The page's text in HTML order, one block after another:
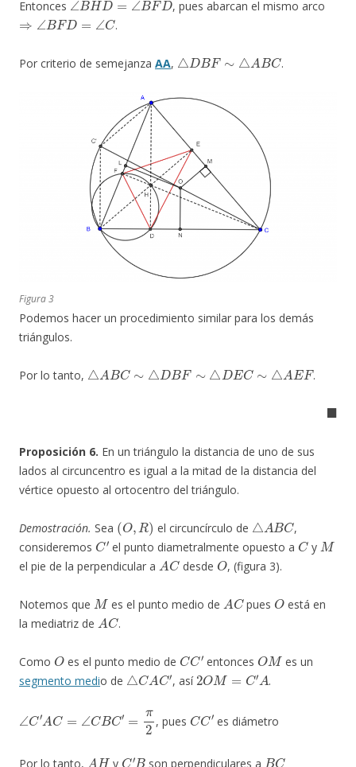
Entonces , pues abarcan el mismo arco
⇒∠BFD=∠C
.
Por criterio de semejanza AA,
△ DBF∼ B C
.
Figura 3
Podemos hacer un procedimiento similar para los demás
triángulos.
Por lo tanto,
△ ABC ∼ D BF ∼△ C ∼△A E
.
◼
Proposición 6. En un triángulo la distancia de uno de sus
lados al circuncentro es igual a la mitad de la distancia del
vértice opuesto al ortocentro del triángulo.
Demostración. Sea
(O R)
el circuncírculo de
△ ABC
,
consideremos
C′
el punto diametralmente opuesto a
C
y
M
el pie de la perpendicular a
AC
desde
O
, (figura 3).
Notemos que
M
es el punto medio de
A C
pues
O
está en
la mediatriz de
A C
.
Como
O
es el punto medio de
CC′
entonces
O M
es un
segmento medio de
△CAC′
, así
2 OM=C′A
.
′ π2
, pues es diámetro
Por lo tanto,
A H
y
C′B
son perpendiculares a
BC